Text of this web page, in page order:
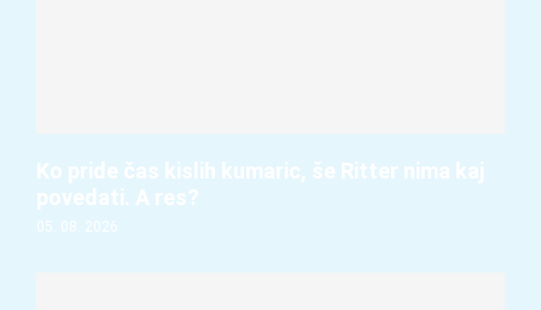
Ko pride čas kislih kumaric, še Ritter nima kaj
povedati. A res?
05. 08. 2026